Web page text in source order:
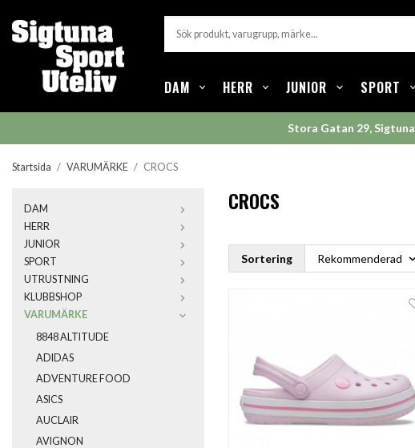
DAM HERR JUNIOR SPORT
Stora Gatan 29, Sigtuna
Startsida / VARUMÄRKE / CROCS
DAM
HERR
JUNIOR
SPORT
UTRUSTNING
KLUBBSHOP
VARUMÄRKE
8848 ALTITUDE
ADIDAS
ADVENTURE FOOD
ASICS
AUCLAIR
AVIGNON
CROCS
Sortering